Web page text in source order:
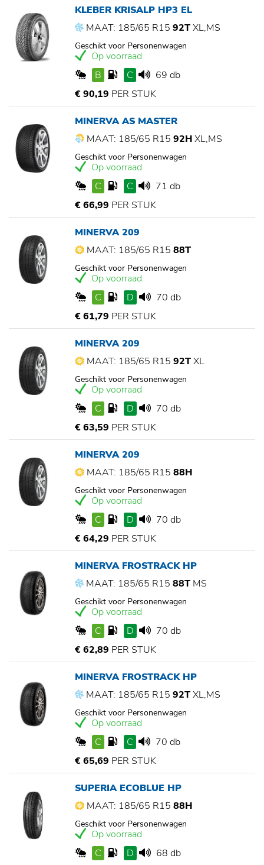
KLEBER KRISALP HP3 EL
MAAT: 185/65 R15 92TXL,MS
Geschikt voor Personenwagen
Op voorraad
B
C
69 db
€ 90,19 PER STUK
MINERVA AS MASTER
MAAT: 185/65 R15 92HXL,MS
Geschikt voor Personenwagen
Op voorraad
C
C
71 db
€ 66,99 PER STUK
MINERVA 209
MAAT: 185/65 R15 88T
Geschikt voor Personenwagen
Op voorraad
C
D
70 db
€ 61,79 PER STUK
MINERVA 209
MAAT: 185/65 R15 92TXL
Geschikt voor Personenwagen
Op voorraad
C
D
70 db
€ 63,59 PER STUK
MINERVA 209
MAAT: 185/65 R15 88H
Geschikt voor Personenwagen
Op voorraad
C
D
70 db
€ 64,29 PER STUK
MINERVA FROSTRACK HP
MAAT: 185/65 R15 88T MS
Geschikt voor Personenwagen
Op voorraad
C
D
70 db
€ 62,89 PER STUK
MINERVA FROSTRACK HP
MAAT: 185/65 R15 92TXL,MS
Geschikt voor Personenwagen
Op voorraad
C
C
70 db
€ 65,69 PER STUK
SUPERIA ECOBLUE HP
MAAT: 185/65 R15 88H
Geschikt voor Personenwagen
Op voorraad
C
D
68 db